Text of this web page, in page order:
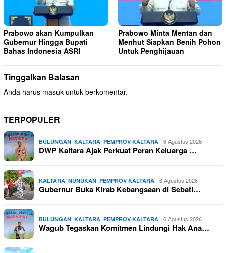
Prabowo akan Kumpulkan
Gubernur Hingga Bupati
Bahas Indonesia ASRI
Prabowo Minta Mentan dan
Menhut Siapkan Benih Pohon
Untuk Penghijauan
Tinggalkan Balasan
Anda harus masuk untuk berkomentar.
TERPOPULER
BULUNGAN, KALTARA, PEMPROV KALTARA 6 Agustus 2026
DWP Kaltara Ajak Perkuat Peran Keluarga …
KALTARA, NUNUKAN, PEMPROV KALTARA 6 Agustus 2026
Gubernur Buka Kirab Kebangsaan di Sebati…
BULUNGAN, KALTARA, PEMPROV KALTARA 6 Agustus 2026
Wagub Tegaskan Komitmen Lindungi Hak Ana…